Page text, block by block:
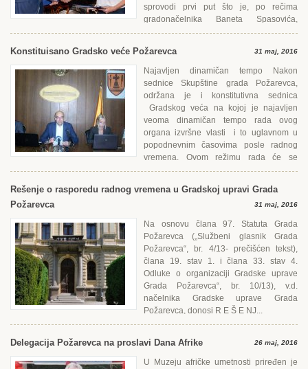
sprovodi prvi put što je, po rečima
gradonačelnika Baneta Spasovića,
neprihvatljivo jer su druge lokalne...
Konstituisano Gradsko veće Požarevca 31 maj, 2016
Najavljen dinamičan tempo Nakon
sednice Skupštine grada Požarevca,
održana je i konstitutivna sednica
Gradskog veća na kojoj je najavljen
veoma dinamičan tempo rada ovog
organa izvršne vlasti i to uglavnom u
popodnevnim časovima posle radnog
vremena. Ovom režimu rada će se
pribeći pošto je...
Rešenje o rasporedu radnog vremena u Gradskoj upravi Grada
Požarevca
31 maj, 2016
Na osnovu člana 97. Statuta Grada
Požarevca („Službeni glasnik Grada
Požarevca“, br. 4/13- prečišćen tekst),
člana 19. stav 1. i člana 33. stav 4.
Odluke o organizaciji Gradske uprave
Grada Požarevca“, br. 10/13), v.d.
načelnika Gradske uprave Grada
Požarevca, donosi R Е Š Е NJ...
Delegacija Požarevca na proslavi Dana Afrike 26 maj, 2016
U Muzeju afričke umetnosti priređen je